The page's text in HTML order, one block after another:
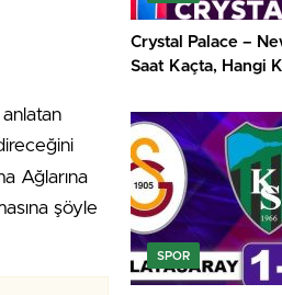
Ağlarına
şöyle
Crystal Palace –
Saat Kaçta, Hangi
SPOR